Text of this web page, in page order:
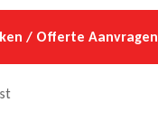
/ Offerte Aanvragen